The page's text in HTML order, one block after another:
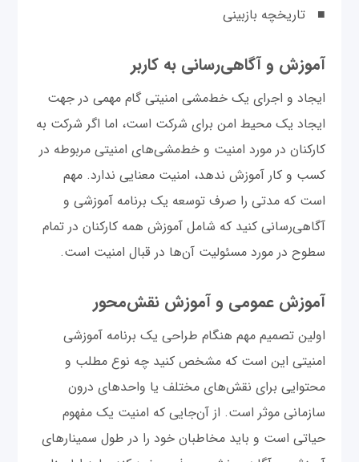
■ تاریخچه بازبینی
آموزش و آگاهی‌رسانی به کاربر
ایجاد و اجرای یک خط‌مشی امنیتی گام مهمی در جهت
ایجاد یک محیط امن برای شرکت است، اما اگر شرکت به
کارکنان در مورد امنیت و خط‌مشی‌های امنیتی مربوطه در
کسب و کار آموزش ندهد، امنیت معنایی ندارد. مهم
است که مدتی را صرف توسعه یک برنامه آموزشی و
آگاهی‌رسانی کنید که شامل آموزش همه کارکنان در تمام
سطوح در مورد مسئولیت آن‌ها در قبال امنیت است.
آموزش عمومی و آموزش نقش‌محور
اولین تصمیم مهم هنگام طراحی یک برنامه آموزشی
امنیتی این است که مشخص کنید چه نوع مطلب و
محتوایی برای نقش‌های مختلف یا واحدهای درون
سازمانی موثر است. از آن‌جایی که امنیت یک مفهوم
حیاتی است و باید مخاطبان خود را در طول سمینارهای